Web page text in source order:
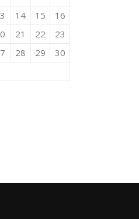
14 15
16
21 22
23
28 29
30